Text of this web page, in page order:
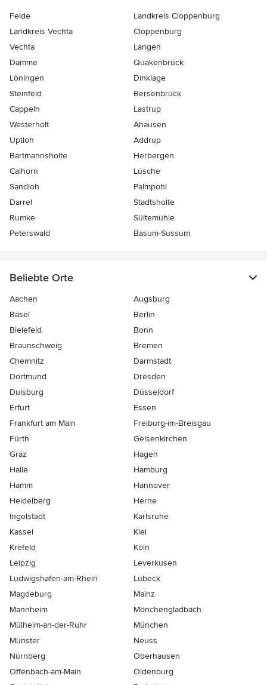
Felde
Landkreis Cloppenburg
Landkreis Vechta
Cloppenburg
Vechta
Langen
Damme
Quakenbrück
Löningen
Dinklage
Steinfeld
Bersenbrück
Cappeln
Lastrup
Westerholt
Ahausen
Uptloh
Addrup
Bartmannsholte
Herbergen
Calhorn
Lüsche
Sandloh
Palmpohl
Darrel
Stadtsholte
Rumke
Sültemühle
Peterswald
Basum-Sussum
Beliebte Orte
Aachen
Augsburg
Basel
Berlin
Bielefeld
Bonn
Braunschweig
Bremen
Chemnitz
Darmstadt
Dortmund
Dresden
Duisburg
Düsseldorf
Erfurt
Essen
Frankfurt am Main
Freiburg-im-Breisgau
Fürth
Gelsenkirchen
Graz
Hagen
Halle
Hamburg
Hamm
Hannover
Heidelberg
Herne
Ingolstadt
Karlsruhe
Kassel
Kiel
Krefeld
Köln
Leipzig
Leverkusen
Ludwigshafen-am-Rhein
Lübeck
Magdeburg
Mainz
Mannheim
Mönchen­gladbach
Mülheim-an-der-Ruhr
München
Münster
Neuss
Nürnberg
Oberhausen
Offenbach-am-Main
Oldenburg